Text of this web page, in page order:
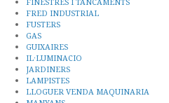
FRED INDUSTRIAL
FUSTERS
GAS
GUIXAIRES
IL·LUMINACIO
JARDINERS
LAMPISTES
LLOGUER VENDA MAQUINARIA